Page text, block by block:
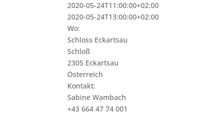
2020-05-24T11:00:00+02:00
2020-05-24T13:00:00+02:00
Wo:
Schloss Eckartsau
Schloß
2305 Eckartsau
Österreich
Kontakt:
Sabine Wambach
+43 664 47 74 001